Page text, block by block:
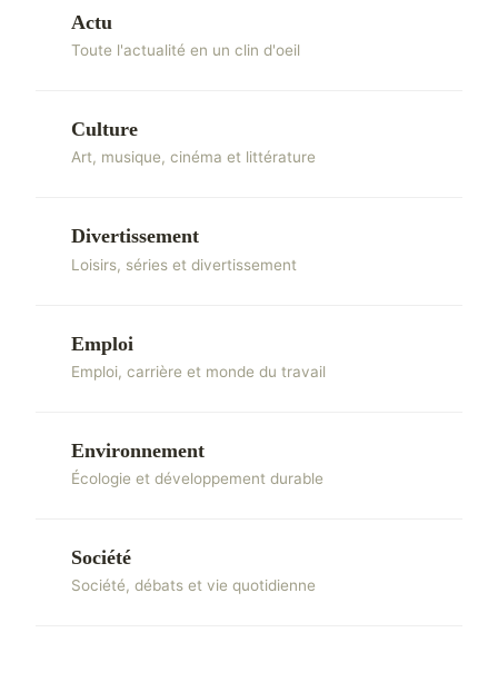
Actu
Toute l'actualité en un clin d'oeil
Culture
Art, musique, cinéma et littérature
Divertissement
Loisirs, séries et divertissement
Emploi
Emploi, carrière et monde du travail
Environnement
Écologie et développement durable
Société
Société, débats et vie quotidienne